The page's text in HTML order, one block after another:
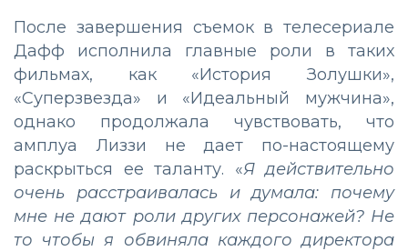
После завершения съемок в телесериале
Дафф исполнила главные роли в таких
фильмах, как «История Золушки»,
«Суперзвезда» и «Идеальный мужчина»,
однако продолжала чувствовать, что
амплуа Лиззи не дает по-настоящему
раскрыться ее таланту. «Я действительно
очень расстраивалась и думала: почему
мне не дают роли других персонажей? Не
то чтобы я обвиняла каждого директора